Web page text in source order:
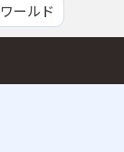
ールド